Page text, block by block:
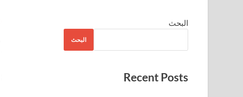
البحث
البحث
Recent Posts